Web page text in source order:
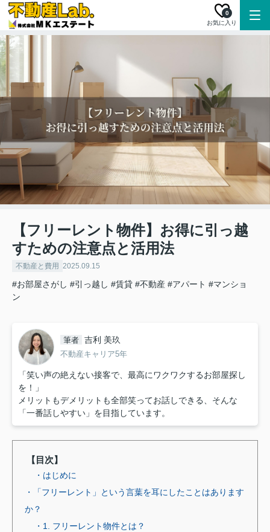
お気に入り
0
【フリーレント物件】お得に引っ越
すための注意点と活用法
不動産と費用 2025.09.15
#お部屋さがし #引っ越し #賃貸 #不動産 #アパート #マンショ
ン
筆者 吉利 美玖
不動産キャリア5年
「笑い声の絶えない接客で、最高にワクワクするお部屋探し
を！」
メリットもデメリットも全部笑ってお話しできる、そんな
「一番話しやすい」を目指しています。
【目次】
・はじめに
・「フリーレント」という言葉を耳にしたことはあります
か？
・1. フリーレント物件とは？